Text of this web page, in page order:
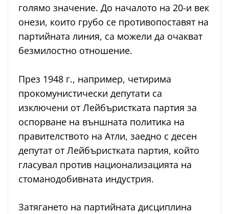
голямо значение. До началото на 20-и век
онези, които грубо се противопоставят на
партийната линия, са можели да очакват
безмилостно отношение.
През 1948 г., например, четирима
прокомунистически депутати са
изключени от Лейбъристката партия за
оспорване на външната политика на
правителството на Атли, заедно с десен
депутат от Лейбъристката партия, който
гласувал против национализацията на
стоманодобивната индустрия.
Затягането на партийната дисциплина